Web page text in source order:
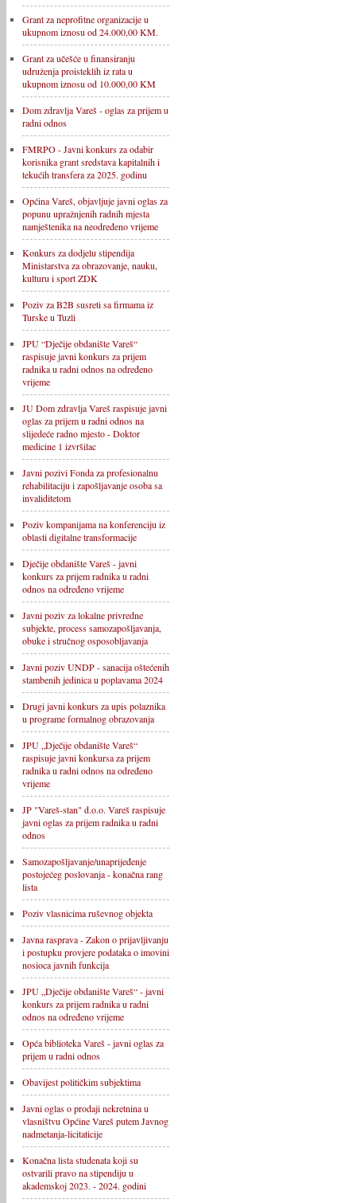
Grant za neprofitne organizacije u
ukupnom iznosu od 24.000,00 KM.
Grant za učešće u finansiranju
udruženja proisteklih iz rata u
ukupnom iznosu od 10.000,00 KM
Dom zdravlja Vareš - oglas za prijem u
radni odnos
FMRPO - Javni konkurs za odabir
korisnika grant sredstava kapitalnih i
tekućih transfera za 2025. godinu
Općina Vareš, objavljuje javni oglas za
popunu upražnjenih radnih mjesta
namještenika na neodređeno vrijeme
Konkurs za dodjelu stipendija
Ministarstva za obrazovanje, nauku,
kulturu i sport ZDK
Poziv za B2B susreti sa firmama iz
Turske u Tuzli
JPU “Dječije obdanište Vareš“
raspisuje javni konkurs za prijem
radnika u radni odnos na određeno
vrijeme
JU Dom zdravlja Vareš raspisuje javni
oglas za prijem u radni odnos na
slijedeće radno mjesto - Doktor
medicine 1 izvršilac
Javni pozivi Fonda za profesionalnu
rehabilitaciju i zapošljavanje osoba sa
invaliditetom
Poziv kompanijama na konferenciju iz
oblasti digitalne transformacije
Dječije obdanište Vareš - javni
konkurs za prijem radnika u radni
odnos na određeno vrijeme
Javni poziv za lokalne privredne
subjekte, process samozapošljavanja,
obuke i stručnog osposobljavanja
Javni poziv UNDP - sanacija oštećenih
stambenih jedinica u poplavama 2024
Drugi javni konkurs za upis polaznika
u programe formalnog obrazovanja
JPU „Dječije obdanište Vareš“
raspisuje javni konkursa za prijem
radnika u radni odnos na određeno
vrijeme
JP "Vareš-stan" d.o.o. Vareš raspisuje
javni oglas za prijem radnika u radni
odnos
Samozapošljavanje/unaprijeđenje
postojećeg poslovanja - konačna rang
lista
Poziv vlasnicima ruševnog objekta
Javna rasprava - Zakon o prijavljivanju
i postupku provjere podataka o imovini
nosioca javnih funkcija
JPU „Dječije obdanište Vareš“ - javni
konkurs za prijem radnika u radni
odnos na određeno vrijeme
Opća biblioteka Vareš - javni oglas za
prijem u radni odnos
Obavijest političkim subjektima
Javni oglas o prodaji nekretnina u
vlasništvu Općine Vareš putem Javnog
nadmetanja-licitaticije
Konačna lista studenata koji su
ostvarili pravo na stipendiju u
akademskoj 2023. - 2024. godini